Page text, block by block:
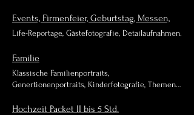
Events, Firmenfeier, Geburtstag, Messen,
Life-Reportage, Gästefotografie, Detailaufnahmen.
Familie
Klassische Familienportraits,
Genertionenportraits, Kinderfotografie, Themen-
Hochzeit Packet II bis 5 Std.